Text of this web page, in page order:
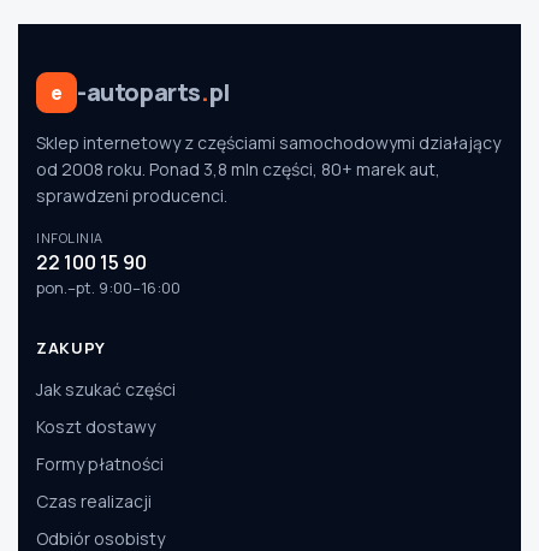
e -autoparts.pl
Sklep internetowy z częściami samochodowymi działający
od 2008 roku. Ponad 3,8 mln części, 80+ marek aut,
sprawdzeni producenci.
INFOLINIA
22 100 15 90
pon.–pt. 9:00–16:00
ZAKUPY
Jak szukać części
Koszt dostawy
Formy płatności
Czas realizacji
Odbiór osobisty